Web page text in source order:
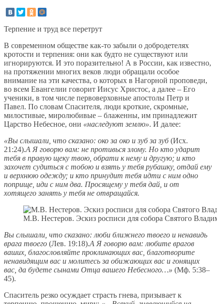
Терпение и труд все перетрут
В современном обществе как-то забыли о добродетелях
кротости и терпения: они как будто не существуют или
игнорируются. И это поразительно! А в России, как известно,
на протяжении многих веков люди обращали особое
внимание на эти качества, о которых в Нагорной проповеди,
во всем Евангелии говорит Иисус Христос, а далее – Его
ученики, в том числе первоверховные апостолы Петр и
Павел. По словам Спасителя, люди кроткие, скромные,
милостивые, миролюбивые – блаженны, им принадлежит
Царство Небесное, они «наследуют землю». И далее:
«Вы слышали, что сказано: око за око и зуб за зуб(Исх.
21:24).А Я говорю вам: не противься злому. Но кто ударит
тебя в правую щеку твою, обрати к нему и другую; и кто
захочет судиться с тобою и взять у тебя рубашку, отдай ему
и верхнюю одежду; и кто принудит тебя идти с ним одно
поприще, иди с ним два. Просящему у тебя дай, и от
хотящего занять у тебя не отвращайся.
М.В. Нестеров. Эскиз росписи для собора Святого
Вы слышали, что сказано: люби ближнего твоего и ненавидь
врага твоего (Лев. 19:18).А Я говорю вам: любите врагов
ваших, благословляйте проклинающих вас, благотворите
ненавидящим вас и молитесь за обижающих вас и гонящих
вас, да будете сынами Отца вашего Небесного…» (Мф. 5:38–
45).
Спаситель резко осуждает страсть гнева, призывает к